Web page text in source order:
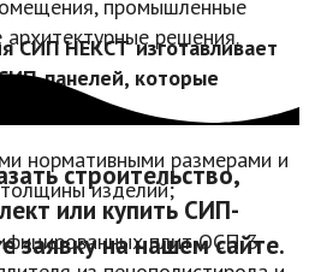
СИП НЕКСТ изготавливает
панелей, которые
нормативными размерами и
изделий;
плит ОСП 3
промышленные
решения.
строительство,
или купить СИП-
заявку на нашем сайте.